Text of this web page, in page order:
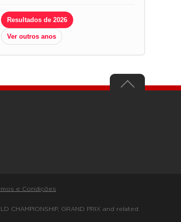
Resultados de 2026
Ver outros anos
e Condições
CHAMPIONSHIP, GRAND PRIX and related